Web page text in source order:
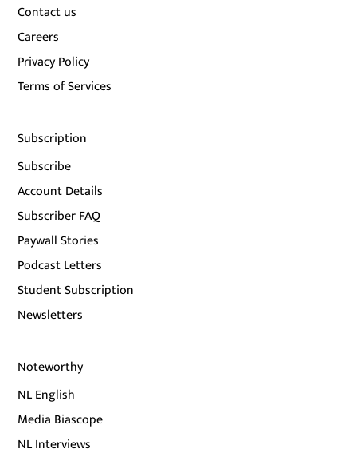
Contact us
Careers
Privacy Policy
Terms of Services
Subscription
Subscribe
Account Details
Subscriber FAQ
Paywall Stories
Podcast Letters
Student Subscription
Newsletters
Noteworthy
NL English
Media Biascope
NL Interviews